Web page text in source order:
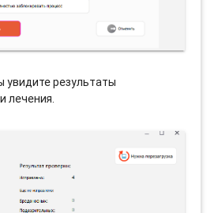
увидите результаты
лечения.